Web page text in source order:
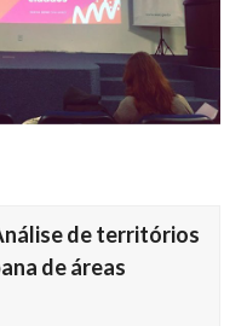
de territórios
de áreas